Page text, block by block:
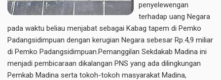
penyelewengan
terhadap uang Negara
pada waktu beliau menjabat sebagai Kabag tapem di Pemko
Padangsidimpuan dengan kerugian Negara sebesar Rp.4,9 miliar
di Pemko Padangsidimpuan.Pemanggilan Sekdakab Madina ini
menjadi pembicaraan dikalangan PNS yang ada dilingkungan
Pemkab Madina serta tokoh-tokoh masyarakat Madina,